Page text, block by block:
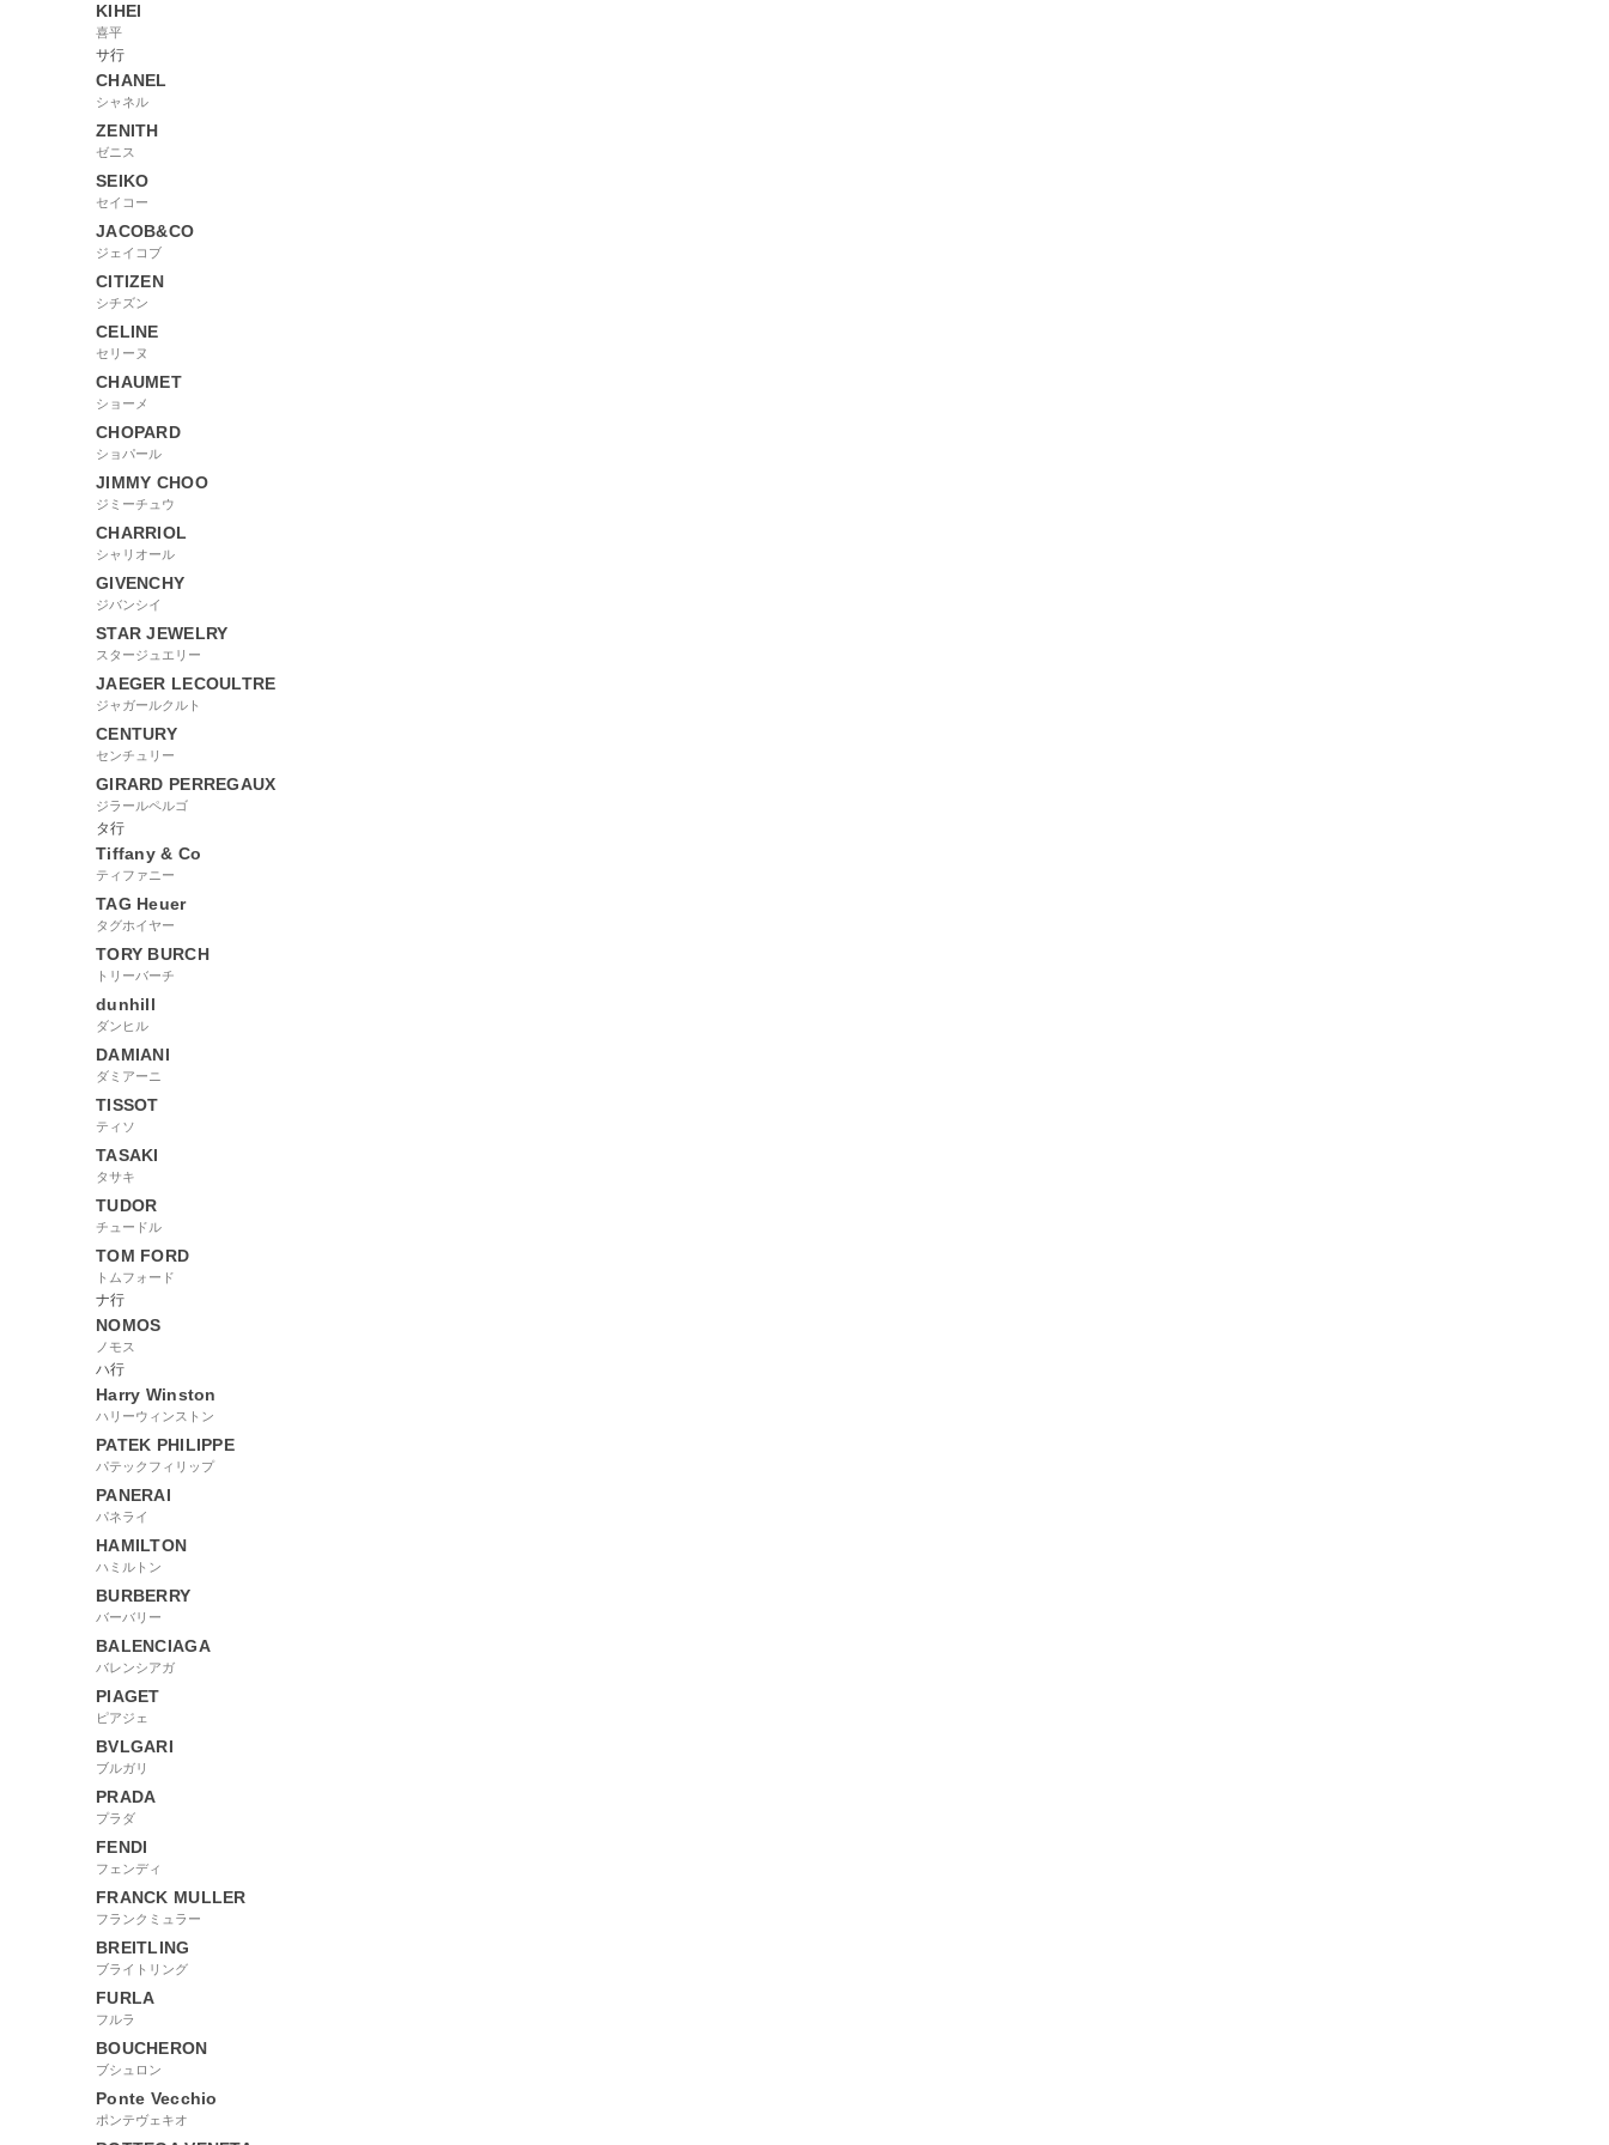
KIHEI
喜平
サ行
CHANEL
シャネル
ZENITH
ゼニス
SEIKO
セイコー
JACOB&CO
ジェイコブ
CITIZEN
シチズン
CELINE
セリーヌ
CHAUMET
ショーメ
CHOPARD
ショパール
JIMMY CHOO
ジミーチュウ
CHARRIOL
シャリオール
GIVENCHY
ジバンシイ
STAR JEWELRY
スタージュエリー
JAEGER LECOULTRE
ジャガールクルト
CENTURY
センチュリー
GIRARD PERREGAUX
ジラールペルゴ
タ行
Tiffany & Co
ティファニー
TAG Heuer
タグホイヤー
TORY BURCH
トリーバーチ
dunhill
ダンヒル
DAMIANI
ダミアーニ
TISSOT
ティソ
TASAKI
タサキ
TUDOR
チュードル
TOM FORD
トムフォード
ナ行
NOMOS
ノモス
ハ行
Harry Winston
ハリーウィンストン
PATEK PHILIPPE
パテックフィリップ
PANERAI
パネライ
HAMILTON
ハミルトン
BURBERRY
バーバリー
BALENCIAGA
バレンシアガ
PIAGET
ピアジェ
BVLGARI
ブルガリ
PRADA
プラダ
FENDI
フェンディ
FRANCK MULLER
フランクミュラー
BREITLING
ブライトリング
FURLA
フルラ
BOUCHERON
ブシュロン
Ponte Vecchio
ポンテヴェキオ